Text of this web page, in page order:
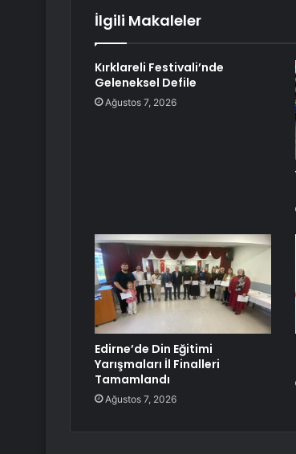
İlgili Makaleler
Kırklareli Festivali’nde
Geleneksel Defile
Ağustos 7, 2026
Edirne’de Din Eğitimi
Yarışmaları İl Finalleri
Tamamlandı
Ağustos 7, 2026